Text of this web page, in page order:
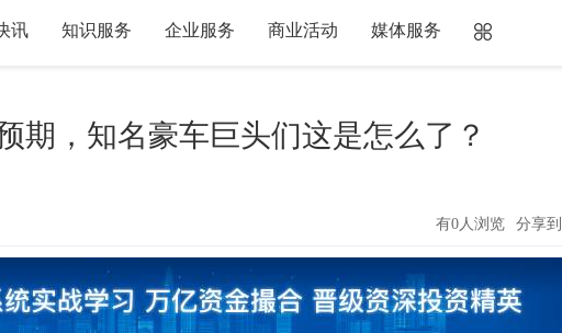
讯 知识服务 企业服务 商业活动 媒体服务
期，知名豪车巨头们这是怎么了？
有0人浏览 分享到